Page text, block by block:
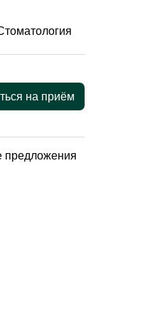
на приём
предложения